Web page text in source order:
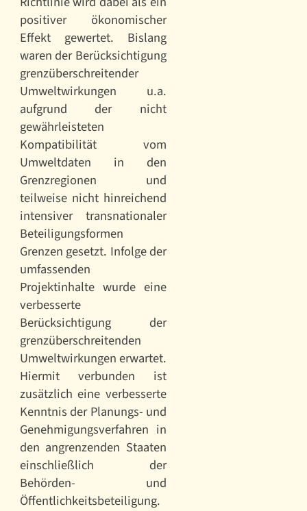
positiver ökonomischer
Effekt gewertet. Bislang
waren der Berücksichtigung
grenzüberschreitender
Umweltwirkungen u.a.
aufgrund der nicht
gewährleisteten
Kompatibilität vom
Umweltdaten in den
Grenzregionen und
teilweise nicht hinreichend
intensiver transnationaler
Beteiligungsformen
Grenzen gesetzt. Infolge der
umfassenden
Projektinhalte wurde eine
verbesserte
Berücksichtigung der
grenzüberschreitenden
Umweltwirkungen erwartet.
Hiermit verbunden ist
zusätzlich eine verbesserte
Kenntnis der Planungs- und
Genehmigungsverfahren in
den angrenzenden Staaten
einschließlich der
Behörden- und
Öffentlichkeitsbeteiligung.